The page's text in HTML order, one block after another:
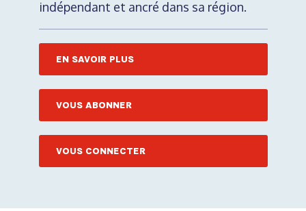
indépendant et ancré dans sa région.
EN SAVOIR PLUS
VOUS ABONNER
VOUS CONNECTER